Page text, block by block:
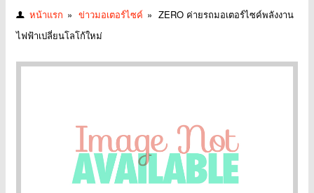
หน้าแรก » ข่าวมอเตอร์ไซค์ » ZERO ค่ายรถมอเตอร์ไซค์พลังงาน
ไฟฟ้าเปลี่ยนโลโก้ใหม่